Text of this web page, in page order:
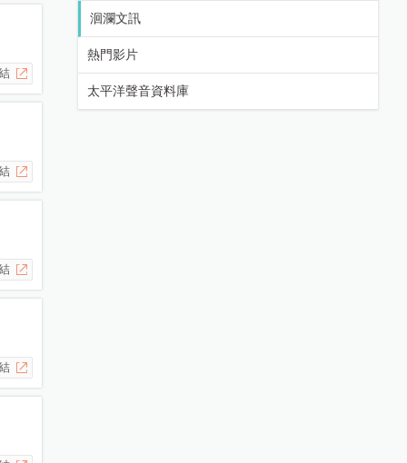
洄瀾文訊
熱門影片
太平洋聲音資料庫